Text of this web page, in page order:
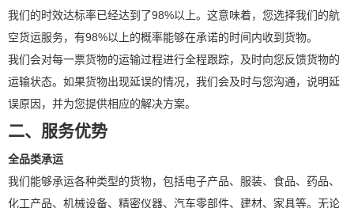
我们的时效达标率已经达到了98%以上。这意味着，您选择我们的航
空货运服务，有98%以上的概率能够在承诺的时间内收到货物。
我们会对每一票货物的运输过程进行全程跟踪，及时向您反馈货物的
运输状态。如果货物出现延误的情况，我们会及时与您沟通，说明延
误原因，并为您提供相应的解决方案。
二、服务优势
全品类承运
我们能够承运各种类型的货物，包括电子产品、服装、食品、药品、
化工产品、机械设备、精密仪器、汽车零部件、建材、家具等。无论